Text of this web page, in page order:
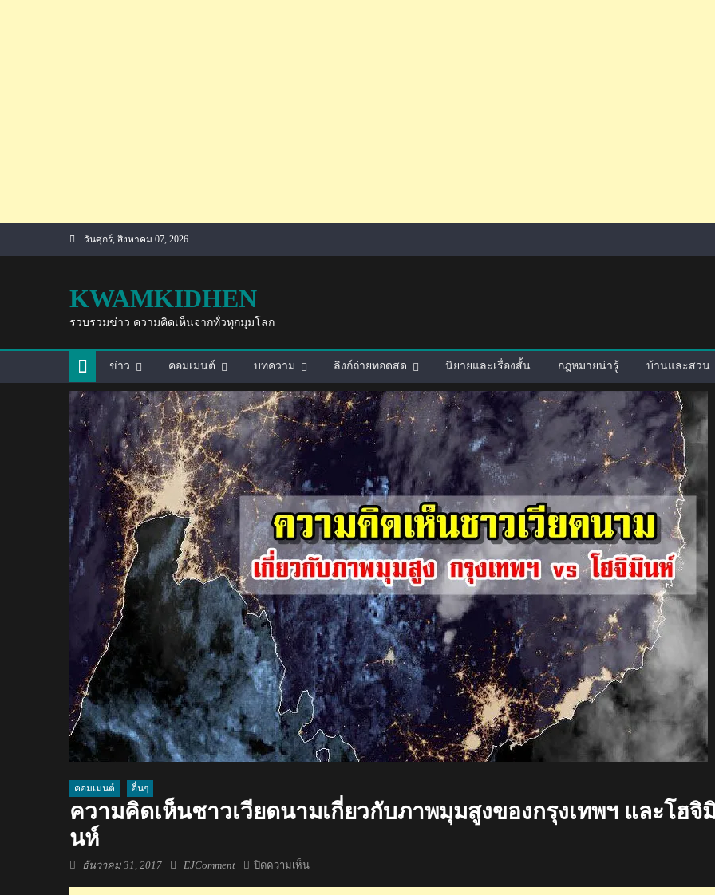
วันศุกร์, สิงหาคม 07, 2026
KWAMKIDHEN
รวบรวมข่าว ความคิดเห็นจากทั่วทุกมุมโลก
ข่าว คอมเมนต์ บทความ ลิงก์ถ่ายทอดสด นิยายและเรื่องสั้น กฎหมายน่ารู้ บ้านและสวน
คอมเมนต์ อื่นๆ
ความคิดเห็นชาวเวียดนามเกี่ยวกับภาพมุมสูงของกรุงเทพฯ และโฮจิ
นห์
Posted
ธันวาคม 31, 2017 Author
EJComment ปิดความเห็น